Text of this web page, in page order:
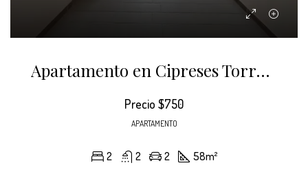
Apartamento en Cipreses Torre Sur
Precio $750
APARTAMENTO
2 2 2 58m²